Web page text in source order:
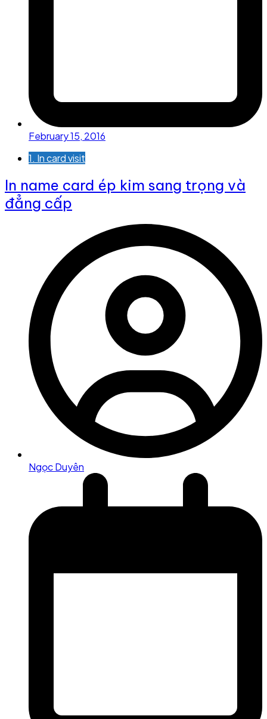
February 15, 2016
1. In card visit
In name card ép kim sang trọng và
đẳng cấp
Ngọc Duyên